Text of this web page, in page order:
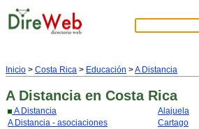
Inicio > Costa Rica > Educación >A Distancia
A Distancia en Costa Rica
A Distancia
A Distancia - asociaciones
Alajuela
Cartago